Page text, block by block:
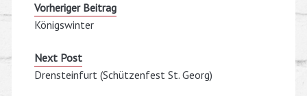
Vorheriger Beitrag
Königswinter
Next Post
Drensteinfurt (Schützenfest St. Georg)